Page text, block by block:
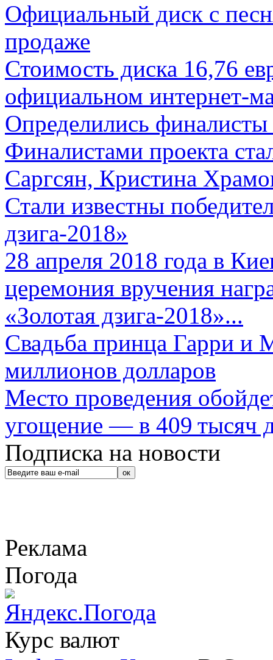
Официальный диск с
продаже
Стоимость диска 16,76
официальном интернет-
Определились
Финалистами проекта
Саргсян, Кристина
Стали известны
дзига-2018»
28 апреля 2018 года в
церемония вручения
«Золотая дзига-2018»...
Свадьба принца Гарри и
миллионов долларов
Место проведения
угощение — в 409 тысяч
Подписка на новости
Реклама
Погода
Курс валют